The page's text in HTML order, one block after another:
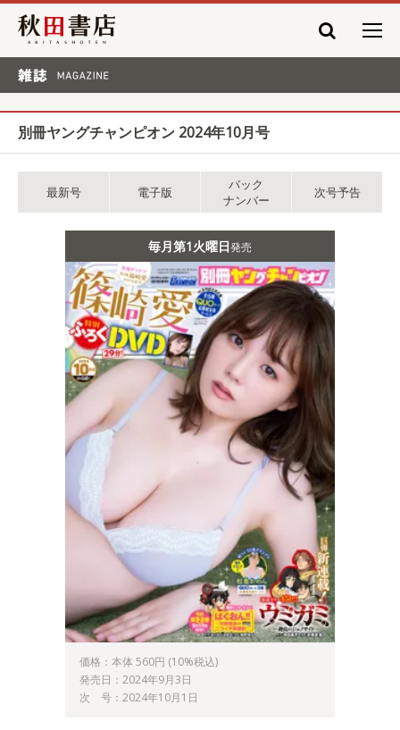
秋田書店
別冊ヤングチャンピオン 2024年10月号
最新号 電子版
バック
ナンバー
次号予告
毎月第1火曜日発売
価格：本体 560円 (10%税込)
発売日：2024年9月3日
次 号：2024年10月1日